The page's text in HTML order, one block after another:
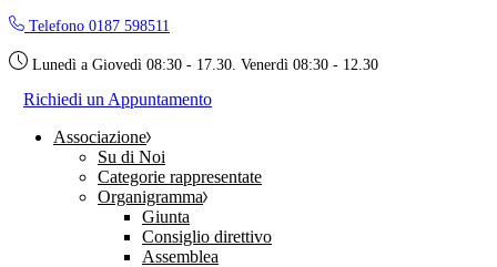
Skip
the
Telefono 0187 598511
Lunedì a Giovedì 08:30 - 17.30. Venerdì 08:30 - 12.30
Richiedi un Appuntamento
Associazione
Su di Noi
Categorie rappresentate
Organigramma
Giunta
Consiglio direttivo
Assemblea